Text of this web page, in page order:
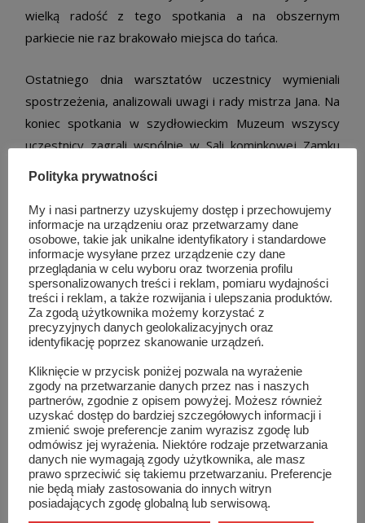
wielką radość z tego spotkania a na obszernym
parkiecie nie raz brakowało miejsca do tańca.
Ostatniego dnia warsztatów uczestnicy wymieniali
spostrzeżenia, analizowali uwagi i rady mistrza Jana. Na
koniec spotkania w szydłowieckim Muzeum wszyscy
uczestnicy zagrali wspólnie w Sali kominkowej Zamku
Radziwiłłów, po oficjalnym zakończeniu warsztatów
nadal słychać było tradycyjne melodie – młodym
muzykantom trudno było wyrwać się z transu
wspólnego muzykowania.
Wszystkim uczestnikom dziękujemy za udział w
warsztatach, za radość i optymizm, którymi chętnie
dzielili się ze wszystkimi. Właścicielom restauracji
Lodownia i Firmie WWG Dan dziękujemy za
organizacyjne wsparcie wydarzenia.
I przede wszystkim dziękujemy Janowi Gacy za naukę
nie tylko melodii i gry na instrumentach ale także fachu
muzykanckiego. Jednocześnie już dziś zapraszamy na
jesienną część warsztatów „Graj mi muzykancie, ja cie
lubie słuchać”, w czasie których mistrzowie Jan i
Czesław Adamczykowie będą uczyli gry na harmonii
Polityka prywatności
My i nasi partnerzy uzyskujemy dostęp i przechowujemy
informacje na urządzeniu oraz przetwarzamy dane
osobowe, takie jak unikalne identyfikatory i standardowe
informacje wysyłane przez urządzenie czy dane
przeglądania w celu wyboru oraz tworzenia profilu
spersonalizowanych treści i reklam, pomiaru wydajności
treści i reklam, a także rozwijania i ulepszania produktów.
Za zgodą użytkownika możemy korzystać z
precyzyjnych danych geolokalizacyjnych oraz
identyfikację poprzez skanowanie urządzeń.
Kliknięcie w przycisk poniżej pozwala na wyrażenie
zgody na przetwarzanie danych przez nas i naszych
partnerów, zgodnie z opisem powyżej. Możesz również
uzyskać dostęp do bardziej szczegółowych informacji i
zmienić swoje preferencje zanim wyrazisz zgodę lub
odmówisz jej wyrażenia. Niektóre rodzaje przetwarzania
danych nie wymagają zgody użytkownika, ale masz
prawo sprzeciwić się takiemu przetwarzaniu. Preferencje
nie będą miały zastosowania do innych witryn
posiadających zgodę globalną lub serwisową.